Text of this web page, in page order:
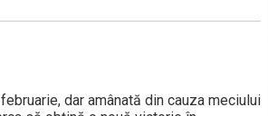
dar amânată din cauza meciului